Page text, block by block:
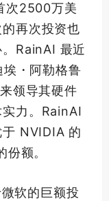
次2500万美
再次投资也
RainAI 最近
・阿勒格鲁
领导其硬件
力。RainAI
NVIDIA 的
额。
软的巨额投